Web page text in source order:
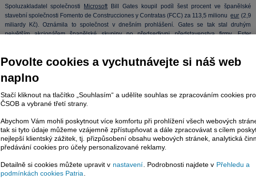
Spoluzakladatel společnosti MicrosoftBill Gates koupil podíl šest procent ve španělské
stavební společnosti Fomento de Construcciones y Contratas (FCC) za 113,5 milionueur (2,9
miliardy Kč). Oznámila to společnost v dnešním prohlášení. Gates se tak stal druhým
největším akcionářem španělské skupiny po předsedkyni představenstva firmy, Ester
Contratas skrze jednu ze svých společností a získal tak posíl odpovídající asi 6 procentů
závěru obchodování, tedy 14,865 eura za akcii.
miliardy dolarů) na španělské burze vyletěl v úvodu o 13 procent až nad hladinu 17 eur za
akcii.
Povolte cookies a vychutnávejte si náš web
naplno
Stačí kliknout na tlačítko „Souhlasím“ a udělíte souhlas se zpracováním cookies
ČSOB a vybrané třetí strany.
Abychom Vám mohli poskytnout více komfortu při prohlížení všech webových
tak si tyto údaje můžeme vzájemně zpřístupňovat a dále zpracovávat s cílem
nejlepší klientský zážitek, tj. přizpůsobení obsahu webových stránek, analytická
předávání cookies pro účely personalizované reklamy.
Detailně si cookies můžete upravit v nastavení . Podrobnosti najdete v Přehledu a
podmínkách cookies Patria